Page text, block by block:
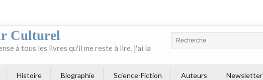
Culturel
à tous les livres qu'il me reste à lire, j'ai la
Histoire Biographie Science-Fiction Auteurs
Newsletter